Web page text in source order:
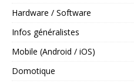
Hardware / Software
Infos généralistes
Mobile (Android / iOS)
Domotique